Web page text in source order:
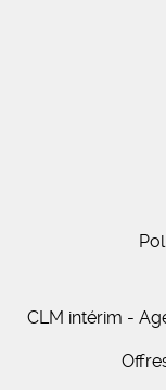
CLM intérim -